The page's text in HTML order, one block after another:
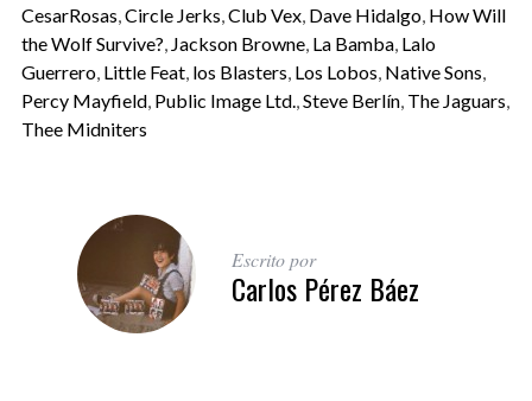
CesarRosas,Circle Jerks,Club Vex, Dave Hidalgo, How Will
the Wolf Survive?, Jackson Browne, La Bamba, Lalo
Guerrero, Little Feat, los Blasters, Los Lobos, Native Sons,
Percy Mayfield, Public Image Ltd.,Steve Berlín, The Jaguars,
Thee Midniters
Escrito por
Carlos Pérez Báez